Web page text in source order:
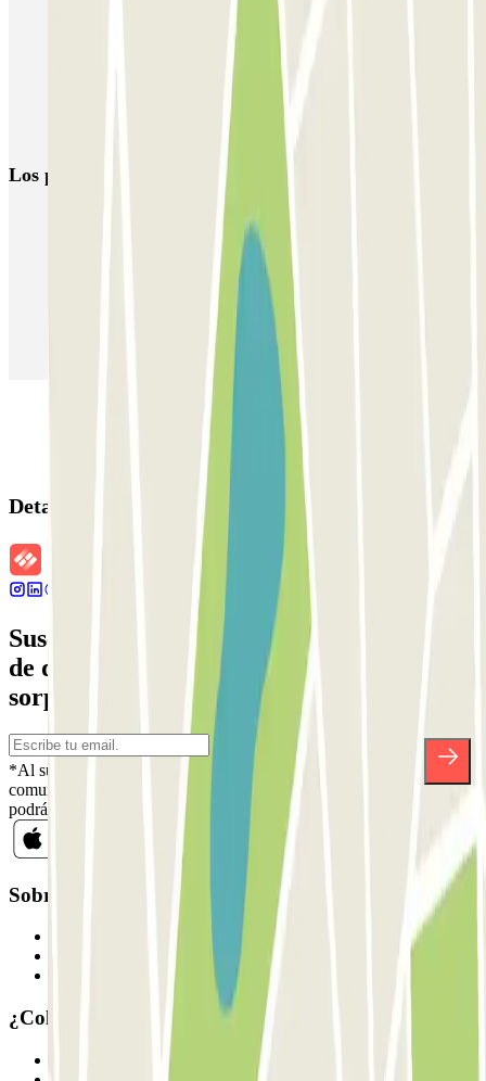
Parkings cerca de la Terminal 1 del Aeropuerto de Milán-Malpensa
Parking Malpensa low cost | Parking aeropuerto Milán-Malpensa
Parkings cerca de la Terminal 2 del Aeropuerto de Milán-Malpensa
Los parkings más reservados
Parking en Barcelona
Parking en Aeropuerto Barcelona
Parking en Aeropuerto Madrid Barajas
Parking en Sants - Estación de Barcelona
Detalles de la reserva
Suscríbete a nuestra newsletter y entérate
de descuentos, sorteos y otras muchas
sorpresas.
*Al suscribirte aceptas nuestra Política de Privacidad para recibir
comunicaciones comerciales de Parclick. Sin ningún compromiso,
podrás darte de baja cuando quieras en la misma newsletter.
Sobre Parclick
Nuestros parkings
¿Colaboramos?